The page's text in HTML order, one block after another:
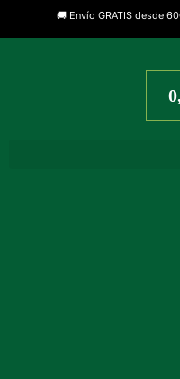
🚚 Envío GRATIS desde